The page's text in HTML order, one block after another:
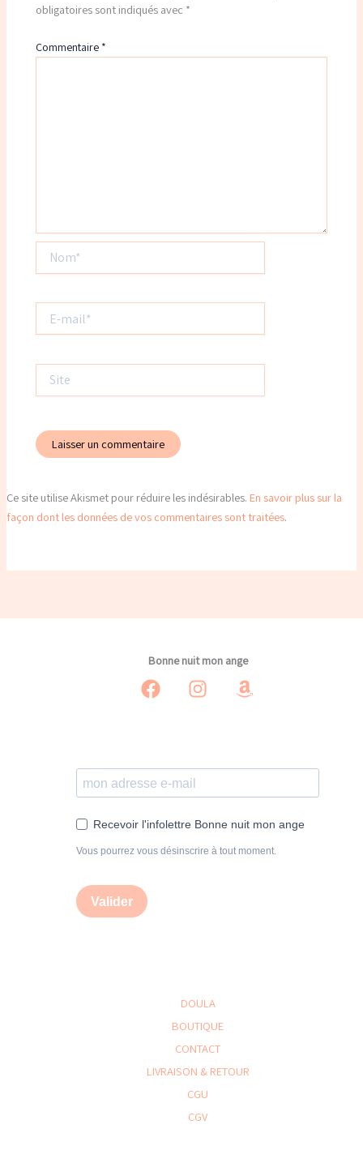
obligatoires sont indiqués avec *
Commentaire *
mail*
Ce site utilise Akismet pour réduire les indésirables. En savoir plus sur la
façon dont les données de vos commentaires sont traitées.
Bonne nuit mon ange
Recevoir l'infolettre Bonne nuit mon ange
Vous pourrez vous désinscrire à tout moment.
Valider
DOULA
BOUTIQUE
CONTACT
LIVRAISON & RETOUR
CGU
CGV